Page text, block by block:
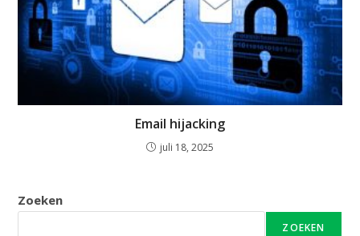
Email hijacking
juli 18, 2025
Zoeken
ZOEKEN